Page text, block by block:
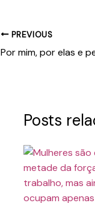
PREVIOUS
Por mim, por elas e
Posts